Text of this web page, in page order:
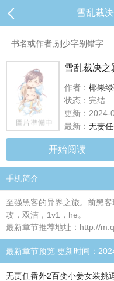
雪乱裁
雪乱裁决之
作者： 椰果
状态：完结
更新：2024-
最新： 无责
开始阅读
手机简介
至强黑客的异界之旅。前黑
攻，双洁，1v1，he。
最新章节推荐地址：http://
最新章节预览 更新时间：
无责任番外2百变小姜女装挑